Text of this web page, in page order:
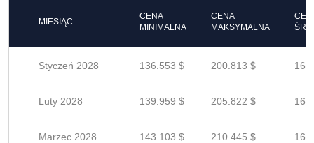
MIESIĄC
CENA
MINIMALNA
CENA
MAKSYMALNA
Styczeń 2028 136.553 $ 200.813 $
Luty 2028 139.959 $ 205.822 $
Marzec 2028 143.103 $ 210.445 $